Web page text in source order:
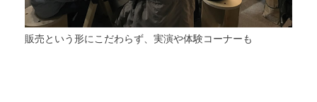
販売という形にこだわらず、実演や体験コーナーも